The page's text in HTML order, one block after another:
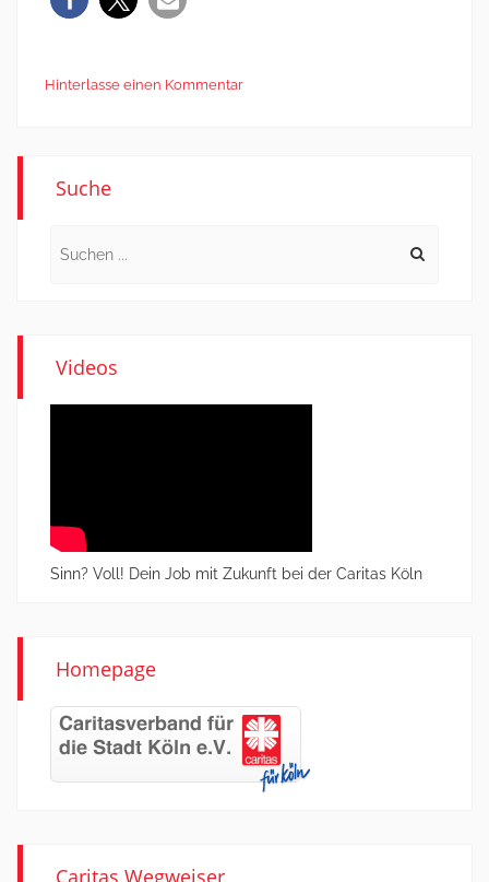
Hinterlasse einen Kommentar
Suche
Videos
Sinn? Voll! Dein Job mit Zukunft bei der Caritas Köln
Homepage
Caritas Wegweiser